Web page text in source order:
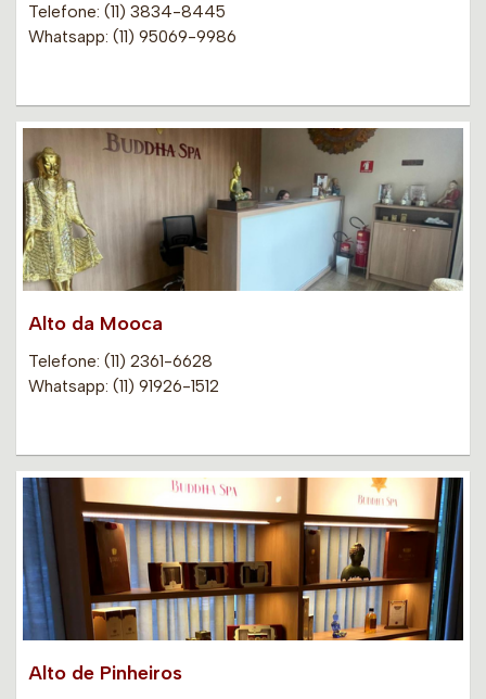
Telefone: (11) 3834-8445
Whatsapp: (11) 95069-9986
Alto da Mooca
Telefone: (11) 2361-6628
Whatsapp: (11) 91926-1512
Alto de Pinheiros